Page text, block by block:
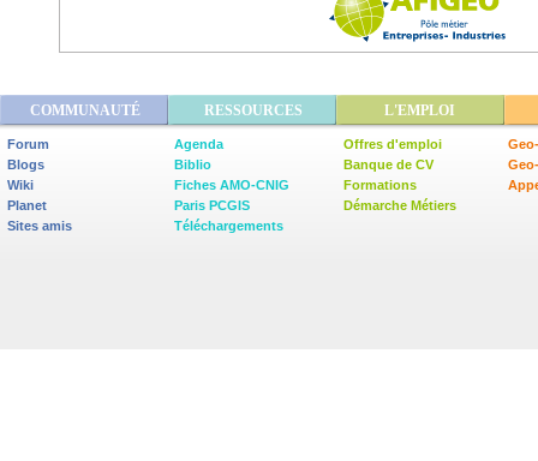
COMMUNAUTÉ RESSOURCES L'EMPLOI
Forum
Blogs
Wiki
Planet
Sites amis
Agenda
Biblio
Fiches AMO-CNIG
Paris PCGIS
Téléchargements
Offres d'emploi
Banque de CV
Formations
Démarche Métiers